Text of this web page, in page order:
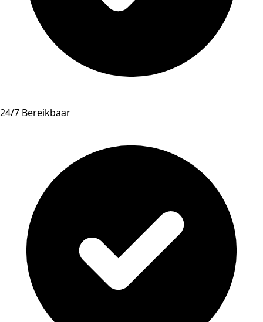
24/7 Bereikbaar